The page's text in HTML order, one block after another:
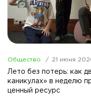
Общество 21 июня
Лето без потерь: как
каникулах» в неделю
ценный ресурс